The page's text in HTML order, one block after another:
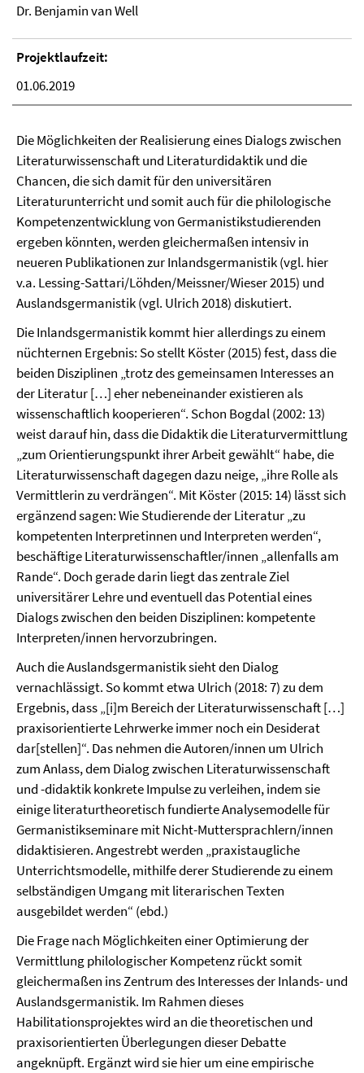
Dr. Benjamin van Well
Projektlaufzeit:
01.06.2019
Die Möglichkeiten der Realisierung eines Dialogs zwischen
Literaturwissenschaft und Literaturdidaktik und die
Chancen, die sich damit für den universitären
Literaturunterricht und somit auch für die philologische
Kompetenzentwicklung von Germanistikstudierenden
ergeben könnten, werden gleichermaßen intensiv in
neueren Publikationen zur Inlandsgermanistik (vgl. hier
v.a. Lessing-Sattari/Löhden/Meissner/Wieser 2015) und
Auslandsgermanistik (vgl. Ulrich 2018) diskutiert.
Die Inlandsgermanistik kommt hier allerdings zu einem
nüchternen Ergebnis: So stellt Köster (2015) fest, dass die
beiden Disziplinen „trotz des gemeinsamen Interesses an
der Literatur […] eher nebeneinander existieren als
wissenschaftlich kooperieren“. Schon Bogdal (2002: 13)
weist darauf hin, dass die Didaktik die Literaturvermittlung
„zum Orientierungspunkt ihrer Arbeit gewählt“ habe, die
Literaturwissenschaft dagegen dazu neige, „ihre Rolle als
Vermittlerin zu verdrängen“. Mit Köster (2015: 14) lässt sich
ergänzend sagen: Wie Studierende der Literatur „zu
kompetenten Interpretinnen und Interpreten werden“,
beschäftige Literaturwissenschaftler/innen „allenfalls am
Rande“. Doch gerade darin liegt das zentrale Ziel
universitärer Lehre und eventuell das Potential eines
Dialogs zwischen den beiden Disziplinen: kompetente
Interpreten/innen hervorzubringen.
Auch die Auslandsgermanistik sieht den Dialog
vernachlässigt. So kommt etwa Ulrich (2018: 7) zu dem
Ergebnis, dass „[i]m Bereich der Literaturwissenschaft […]
praxisorientierte Lehrwerke immer noch ein Desiderat
dar[stellen]“. Das nehmen die Autoren/innen um Ulrich
zum Anlass, dem Dialog zwischen Literaturwissenschaft
und -didaktik konkrete Impulse zu verleihen, indem sie
einige literaturtheoretisch fundierte Analysemodelle für
Germanistikseminare mit Nicht-Muttersprachlern/innen
didaktisieren. Angestrebt werden „praxistaugliche
Unterrichtsmodelle, mithilfe derer Studierende zu einem
selbständigen Umgang mit literarischen Texten
ausgebildet werden“ (ebd.)
Die Frage nach Möglichkeiten einer Optimierung der
Vermittlung philologischer Kompetenz rückt somit
gleichermaßen ins Zentrum des Interesses der Inlands- und
Auslandsgermanistik. Im Rahmen dieses
Habilitationsprojektes wird an die theoretischen und
praxisorientierten Überlegungen dieser Debatte
angeknüpft. Ergänzt wird sie hier um eine empirische